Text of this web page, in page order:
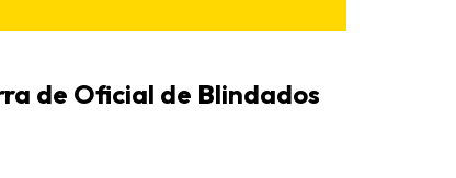
de Oficial de Blindados